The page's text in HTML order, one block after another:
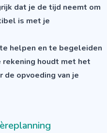
dat je de tijd neemt om
is met je
helpen en te begeleiden
rekening houdt met het
opvoeding van je